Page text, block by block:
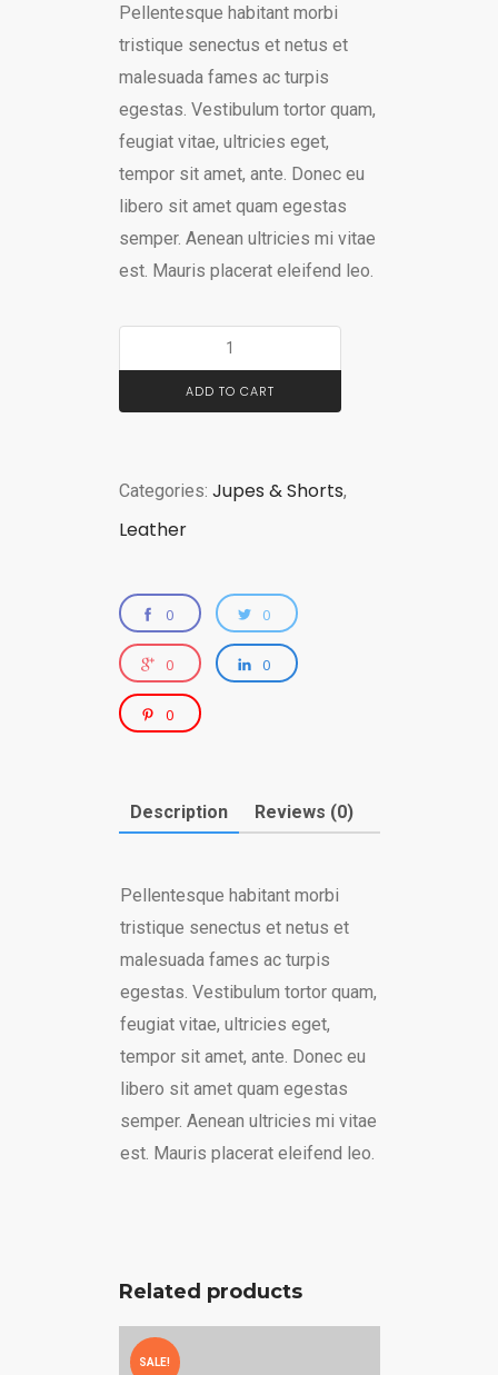
Pellentesque habitant morbi
tristique senectus et netus et
malesuada fames ac turpis
egestas. Vestibulum tortor quam,
feugiat vitae, ultricies eget,
tempor sit amet, ante. Donec eu
libero sit amet quam egestas
semper. Aenean ultricies mi vitae
est. Mauris placerat eleifend leo.
ADD TO CART
Categories: Jupes & Shorts,
Leather
0 0
0 0
0
Description Reviews (0)
Pellentesque habitant morbi
tristique senectus et netus et
malesuada fames ac turpis
egestas. Vestibulum tortor quam,
feugiat vitae, ultricies eget,
tempor sit amet, ante. Donec eu
libero sit amet quam egestas
semper. Aenean ultricies mi vitae
est. Mauris placerat eleifend leo.
Related products
SALE!